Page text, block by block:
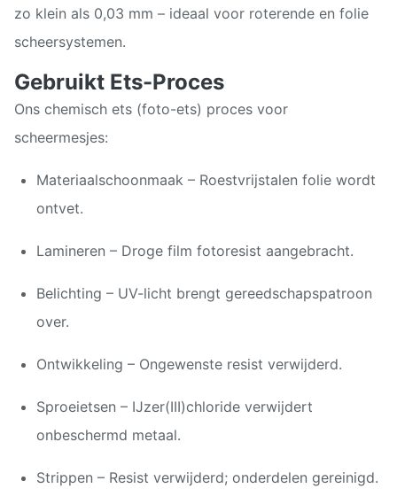
zo klein als 0,03 mm – ideaal voor roterende en folie
scheersystemen.
Gebruikt Ets-Proces
Ons chemisch ets (foto-ets) proces voor
scheermesjes:
Materiaalschoonmaak – Roestvrijstalen folie wordt
ontvet.
Lamineren – Droge film fotoresist aangebracht.
Belichting – UV-licht brengt gereedschapspatroon
over.
Ontwikkeling – Ongewenste resist verwijderd.
Sproeietsen – IJzer(III)chloride verwijdert
onbeschermd metaal.
Strippen – Resist verwijderd; onderdelen gereinigd.